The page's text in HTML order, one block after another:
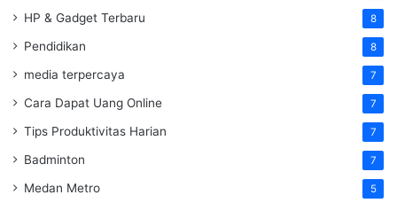
HP & Gadget Terbaru 8
Pendidikan 8
media terpercaya 7
Cara Dapat Uang Online 7
Tips Produktivitas Harian 7
Badminton 7
Medan Metro 5